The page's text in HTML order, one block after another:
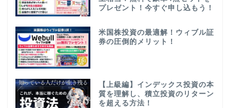
プレゼント！今すぐ申し込もう！
米国株投資の最適解！ウィブル証
券の圧倒的メリット！
【上級編】インデックス投資の本
質を理解し、積立投資のリターン
を超える方法！